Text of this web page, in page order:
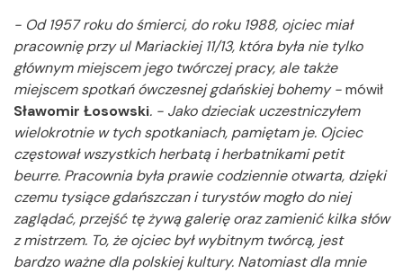
- Od 1957 roku do śmierci, do roku 1988, ojciec miał
pracownię przy ul Mariackiej 11/13, która była nie tylko
głównym miejscem jego twórczej pracy, ale także
miejscem spotkań ówczesnej gdańskiej bohemy -mówił
Sławomir Łosowski. - Jako dzieciak uczestniczyłem
wielokrotnie w tych spotkaniach, pamiętam je. Ojciec
częstował wszystkich herbatą i herbatnikami petit
beurre. Pracownia była prawie codziennie otwarta, dzięki
czemu tysiące gdańszczan i turystów mogło do niej
zaglądać, przejść tę żywą galerię oraz zamienić kilka słów
z mistrzem. To, że ojciec był wybitnym twórcą, jest
bardzo ważne dla polskiej kultury. Natomiast dla mnie